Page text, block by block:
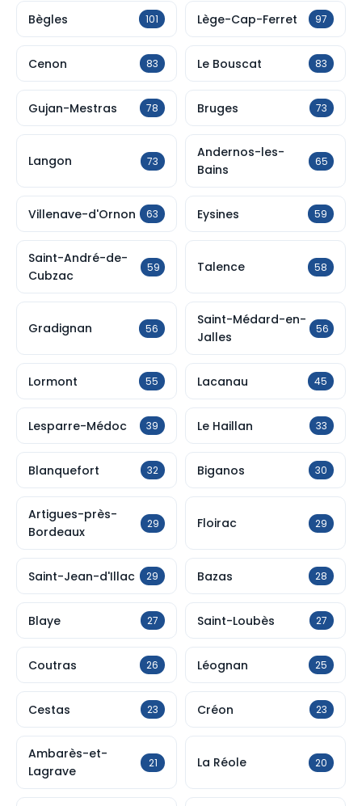
Bègles 101 Lège-Cap-Ferret 97
Cenon 83 Le Bouscat 83
Gujan-Mestras 78 Bruges 73
Langon 73
Andernos-les-
Bains
65
Villenave-d'Ornon 63 Eysines 59
Saint-André-de-
Cubzac
59 Talence 58
Gradignan 56
Saint-Médard-en-
Jalles
56
Lormont 55 Lacanau 45
Lesparre-Médoc 39 Le Haillan 33
Blanquefort 32 Biganos 30
Artigues-près-
Bordeaux
29 Floirac 29
Saint-Jean-d'Illac 29 Bazas 28
Blaye 27 Saint-Loubès 27
Coutras 26 Léognan 25
Cestas 23 Créon 23
Ambarès-et-
Lagrave
21 La Réole 20